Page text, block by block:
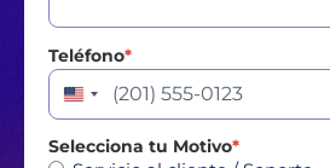
Teléfono*
Estados Unidos +1
Selecciona tu Motivo*